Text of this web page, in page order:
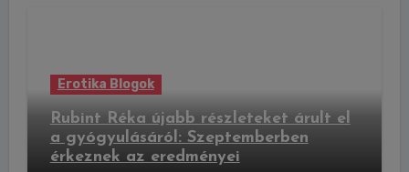
Erotika Blogok
Rubint Réka újabb részleteket árult el
a gyógyulásáról: Szeptemberben
érkeznek az eredményei